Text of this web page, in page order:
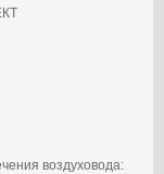
воздуховода: